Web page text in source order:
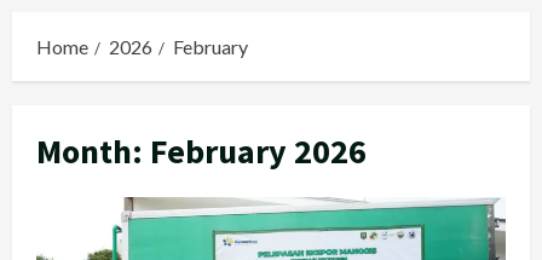
Home 2026 February
Month: February 2026